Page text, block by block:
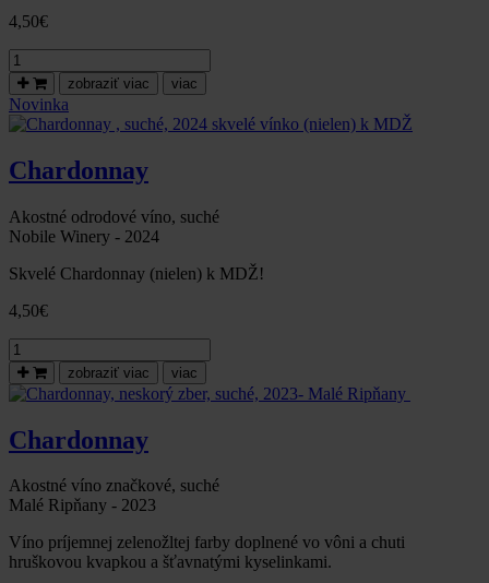
4,50€
množstvo
Chardonnay
,
suché,
2024
najlepšiu
zobraziť viac viac
Novinka
Chardonnay
Akostné odrodové víno, suché
Nobile Winery - 2024
Skvelé Chardonnay (nielen) k MDŽ!
4,50€
množstvo
Chardonnay
,
suché,
skvelé
(nielen)
k
zobraziť viac viac
Chardonnay
Akostné víno značkové, suché
Malé Ripňany - 2023
Víno príjemnej zelenožltej farby doplnené vo vôni a chuti
hruškovou kvapkou a šťavnatými kyselinkami.